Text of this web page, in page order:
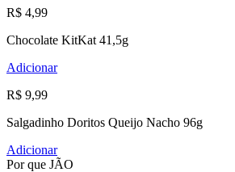
R$ 4,99
Chocolate KitKat 41,5g
Adicionar
R$ 9,99
Salgadinho Doritos Queijo Nacho 96g
Adicionar
Por que JÃO